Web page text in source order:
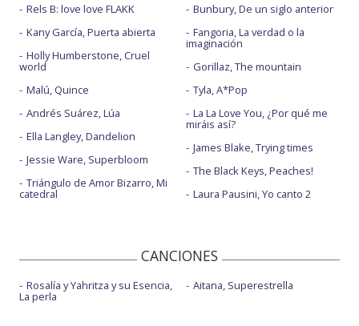
Rels B: love love FLAKK
Kany García, Puerta abierta
Holly Humberstone, Cruel
world
Malú, Quince
Andrés Suárez, Lúa
Ella Langley, Dandelion
Jessie Ware, Superbloom
Triángulo de Amor Bizarro, Mi
catedral
Bunbury, De un siglo anterior
Fangoria, La verdad o la
imaginación
Gorillaz, The mountain
Tyla, A*Pop
La La Love You, ¿Por qué me
miráis así?
James Blake, Trying times
The Black Keys, Peaches!
Laura Pausini, Yo canto 2
CANCIONES
Rosalía y Yahritza y su Esencia,
La perla
Aitana, Superestrella